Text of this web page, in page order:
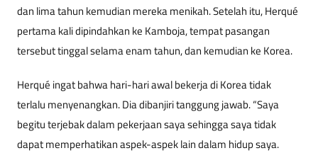
dan lima tahun kemudian mereka menikah. Setelah itu, Herqué
pertama kali dipindahkan ke Kamboja, tempat pasangan
tersebut tinggal selama enam tahun, dan kemudian ke Korea.
Herqué ingat bahwa hari-hari awal bekerja di Korea tidak
terlalu menyenangkan. Dia dibanjiri tanggung jawab. “Saya
begitu terjebak dalam pekerjaan saya sehingga saya tidak
dapat memperhatikan aspek-aspek lain dalam hidup saya.